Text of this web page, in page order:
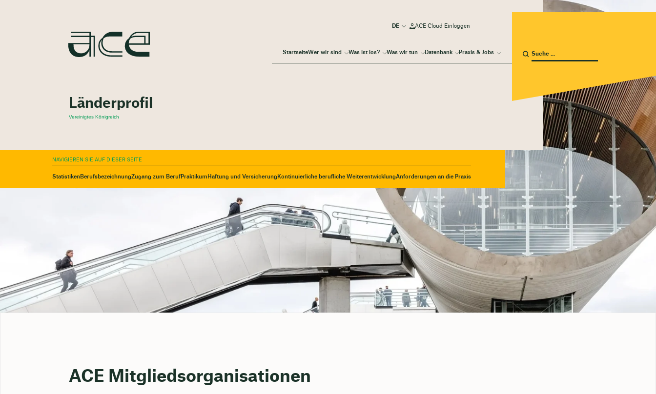
StartseiteWer wir sind Was ist los? Was wir tun Datenbank Praxis & Jobs
ACE Cloud Einloggen
Länderprofil
Vereinigtes Königreich
NAVIGIEREN SIE AUF DIESER SEITE
StatistikenBerufsbezeichnungZugang zum BerufPraktikum Haftung und VersicherungKontinuierliche berufliche WeiterentwicklungAnforderungen an die Praxis
ACE Mitgliedsorganisationen